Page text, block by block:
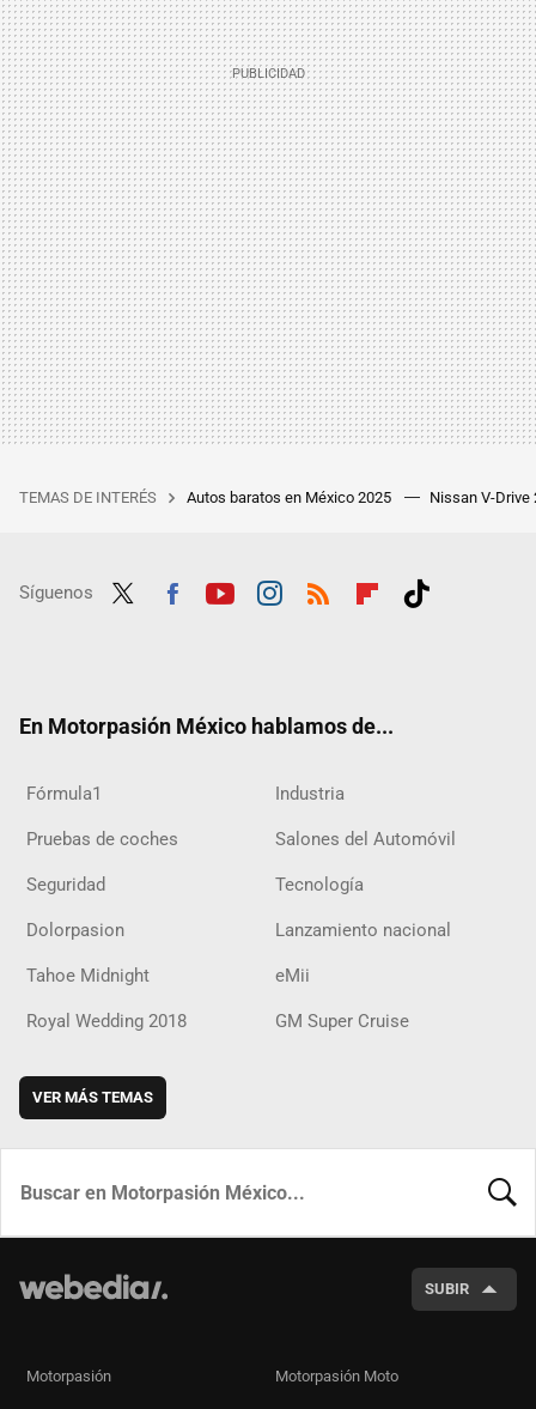
TEMAS DE INTERÉS Autos baratos en México 2025 Nissan V-Drive
Síguenos
En Motorpasión México hablamos de...
Fórmula1 Industria
Pruebas de coches Salones del Automóvil
Seguridad Tecnología
Dolorpasion Lanzamiento nacional
Tahoe Midnight eMii
Royal Wedding 2018 GM Super Cruise
VER MÁS TEMAS
SUBIR
Motorpasión Motorpasión Moto